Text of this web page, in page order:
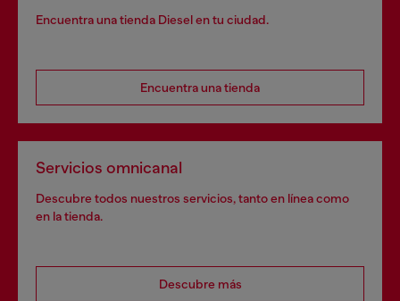
Encuentra una tienda Diesel en tu ciudad.
Encuentra una tienda
Servicios omnicanal
Descubre todos nuestros servicios, tanto en línea como
en la tienda.
Descubre más